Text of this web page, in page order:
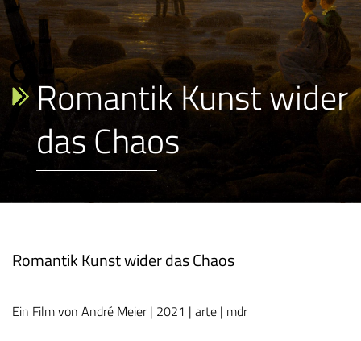
Romantik Kunst wider
das Chaos
Romantik Kunst wider das Chaos
Ein Film von André Meier | 2021 | arte | mdr